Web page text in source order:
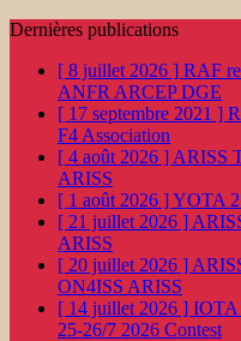
Dernières publications
[ 8 juillet 2026 ] RAF
ANFR ARCEP DGE
[ 17 septembre 2021 ]
F4 Association
[ 4 août 2026 ] ARISS
ARISS
[ 1 août 2026 ]YOTA
[ 21 juillet 2026 ]
ARISS
[ 20 juillet 2026 ]
ON4ISS ARISS
[ 14 juillet 2026 ] IOTA
25-26/7 2026 Contest